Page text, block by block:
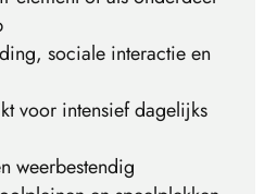
sociale interactie en
voor intensief dagelijks
weerbestendig